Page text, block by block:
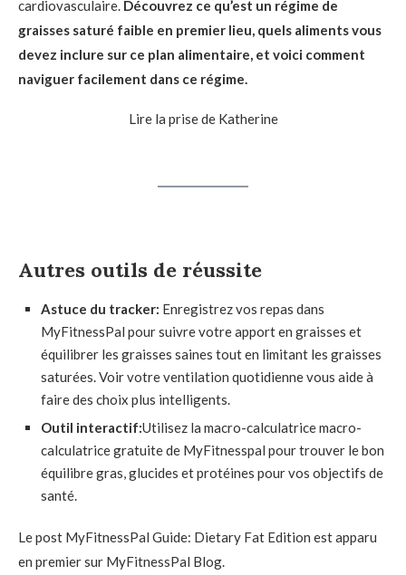
cardiovasculaire. Découvrez ce qu’est un régime de
graisses saturé faible en premier lieu, quels aliments vous
devez inclure sur ce plan alimentaire, et voici comment
naviguer facilement dans ce régime.
Lire la prise de Katherine
Autres outils de réussite
Astuce du tracker: Enregistrez vos repas dans
MyFitnessPal pour suivre votre apport en graisses et
équilibrer les graisses saines tout en limitant les graisses
saturées. Voir votre ventilation quotidienne vous aide à
faire des choix plus intelligents.
Outil interactif:Utilisez la macro-calculatrice macro-
calculatrice gratuite de MyFitnesspal pour trouver le bon
équilibre gras, glucides et protéines pour vos objectifs de
santé.
Le post MyFitnessPal Guide: Dietary Fat Edition est apparu
en premier sur MyFitnessPal Blog.